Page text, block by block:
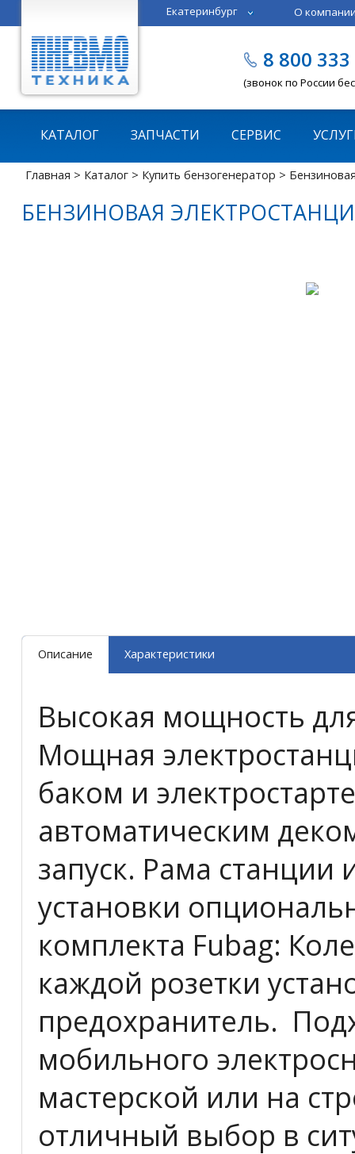
Екатеринбург
О
8 800
(звонок по России
КАТАЛОГ ЗАПЧАСТИ СЕРВИС
Главная > Каталог> Купить бензогенератор >
БЕНЗИНОВАЯ ЭЛЕКТРОСТАНЦИЯ
Описание Характеристики
Высокая мощность
Мощная
баком и
автоматическим
запуск. Рама станции
установки
комплекта Fubag:
каждой розетки
предохранитель.
мобильного
мастерской или на
отличный выбор в